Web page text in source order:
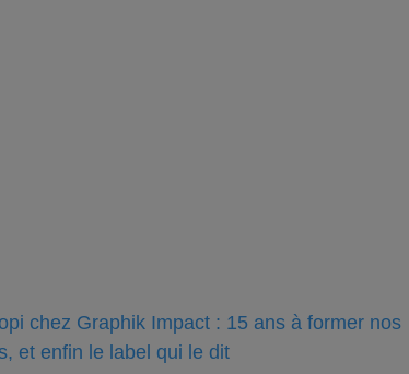
chez Graphik Impact : 15 ans à former nos
et enfin le label qui le dit